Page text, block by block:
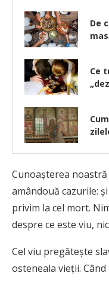
De
Ce
Cunoaşterea
amândouă cazurile:
privim la cel mort.
despre ce este viu,
Cel viu pregăteşte
osteneala vieţii.